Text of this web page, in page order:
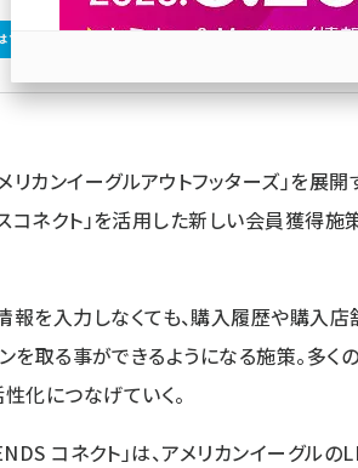
てブ
リカンイーグルアウトフッターズ」を展
コネクト」を活用した新しい会員獲得施
を入力しなくても、購入履歴や購入
取る事ができるようになる施策。多く
化につなげていく。
コネクト」は、アメリカンイーグルの